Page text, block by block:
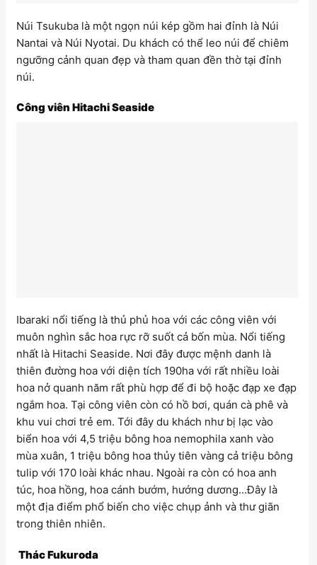
Núi Tsukuba là một ngọn núi kép gồm hai đỉnh là Núi
Nantai và Núi Nyotai. Du khách có thể leo núi để chiêm
ngưỡng cảnh quan đẹp và tham quan đền thờ tại đỉnh
núi.
Công viên Hitachi Seaside
Ibaraki nổi tiếng là thủ phủ hoa với các công viên với
muôn nghìn sắc hoa rực rỡ suốt cả bốn mùa. Nổi tiếng
nhất là Hitachi Seaside. Nơi đây được mệnh danh là
thiên đường hoa với diện tích 190ha với rất nhiều loài
hoa nở quanh năm rất phù hợp để đi bộ hoặc đạp xe đạp
ngắm hoa. Tại công viên còn có hồ bơi, quán cà phê và
khu vui chơi trẻ em. Tới đây du khách như bị lạc vào
biển hoa với 4,5 triệu bông hoa nemophila xanh vào
mùa xuân, 1 triệu bông hoa thủy tiên vàng cả triệu bông
tulip với 170 loài khác nhau. Ngoài ra còn có hoa anh
túc, hoa hồng, hoa cánh bướm, hướng dương…Đây là
một địa điểm phổ biến cho việc chụp ảnh và thư giãn
trong thiên nhiên.
Thác Fukuroda